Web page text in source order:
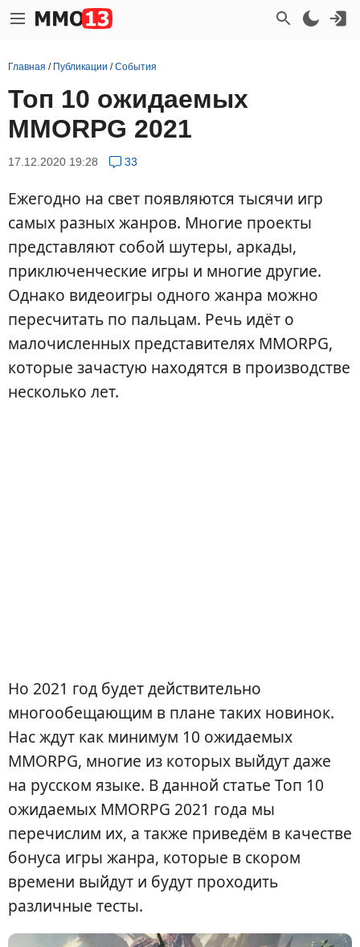
Главная / Публикации /События
Топ 10 ожидаемых
MMORPG 2021
17.12.2020 19:28 33
Ежегодно на свет появляются тысячи игр
самых разных жанров. Многие проекты
представляют собой шутеры, аркады,
приключенческие игры и многие другие.
Однако видеоигры одного жанра можно
пересчитать по пальцам. Речь идёт о
малочисленных представителях MMORPG,
которые зачастую находятся в производстве
несколько лет.
Но 2021 год будет действительно
многообещающим в плане таких новинок.
Нас ждут как минимум 10 ожидаемых
MMORPG, многие из которых выйдут даже
на русском языке. В данной статье Топ 10
ожидаемых MMORPG 2021 года мы
перечислим их, а также приведём в качестве
бонуса игры жанра, которые в скором
времени выйдут и будут проходить
различные тесты.